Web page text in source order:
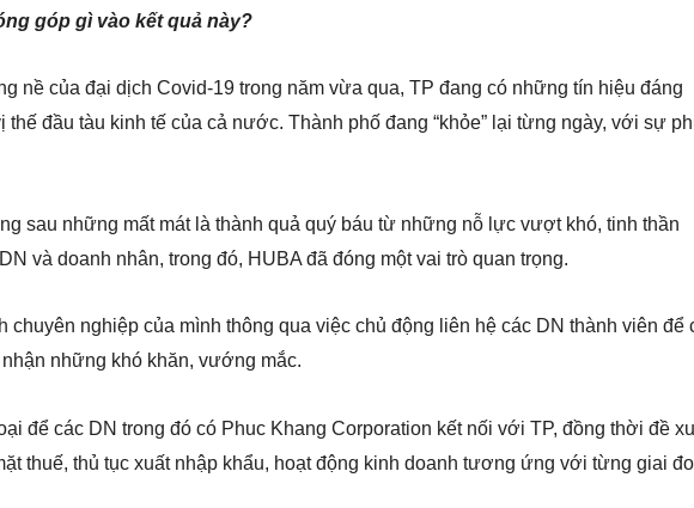
góp gì vào kết quả này?
nề của đại dịch Covid-19 trong năm vừa qua, TP đang có những tín hiệu đáng
đầu tàu kinh tế của cả nước. Thành phố đang “khỏe” lại từng ngày, với sự
sau những mất mát là thành quả quý báu từ những nỗ lực vượt khó, tinh thần
và doanh nhân, trong đó, HUBA đã đóng một vai trò quan trọng.
chuyên nghiệp của mình thông qua việc chủ động liên hệ các DN thành viên để
những khó khăn, vướng mắc.
để các DN trong đó có Phuc Khang Corporation kết nối với TP, đồng thời đề
thuế, thủ tục xuất nhập khẩu, hoạt động kinh doanh tương ứng với từng giai